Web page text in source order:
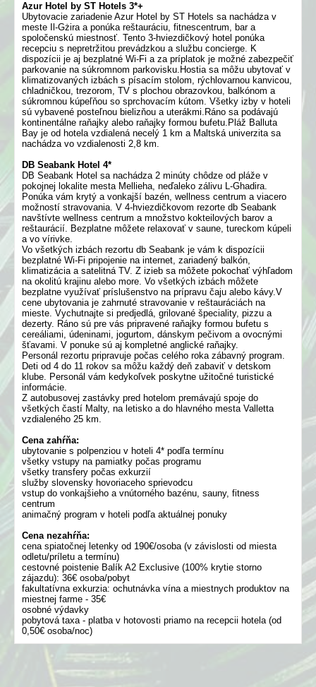
Azur Hotel by ST Hotels 3*+
Ubytovacie zariadenie Azur Hotel by ST Hotels sa nachádza v
meste Il-Gżira a ponúka reštauráciu, fitnescentrum, bar a
spoločenskú miestnosť. Tento 3-hviezdičkový hotel ponúka
recepciu s nepretržitou prevádzkou a službu concierge. K
dispozícii je aj bezplatné Wi-Fi a za príplatok je možné zabezpečiť
parkovanie na súkromnom parkovisku.Hostia sa môžu ubytovať v
klimatizovaných izbách s písacím stolom, rýchlovarnou kanvicou,
chladničkou, trezorom, TV s plochou obrazovkou, balkónom a
súkromnou kúpeľňou so sprchovacím kútom. Všetky izby v hoteli
sú vybavené posteľnou bielizňou a uterákmi.Ráno sa podávajú
kontinentálne raňajky alebo raňajky formou bufetu.Pláž Balluta
Bay je od hotela vzdialená necelý 1 km a Maltská univerzita sa
nachádza vo vzdialenosti 2,8 km.
DB Seabank Hotel 4*
DB Seabank Hotel sa nachádza 2 minúty chôdze od pláže v
pokojnej lokalite mesta Mellieha, neďaleko zálivu L-Ghadira.
Ponúka vám krytý a vonkajší bazén, wellness centrum a viacero
možností stravovania. V 4-hviezdičkovom rezorte db Seabank
navštívte wellness centrum a množstvo kokteilových barov a
reštaurácií. Bezplatne môžete relaxovať v saune, tureckom kúpeli
a vo vírivke.
Vo všetkých izbách rezortu db Seabank je vám k dispozícii
bezplatné Wi-Fi pripojenie na internet, zariadený balkón,
klimatizácia a satelitná TV. Z izieb sa môžete pokochať výhľadom
na okolitú krajinu alebo more. Vo všetkých izbách môžete
bezplatne využívať príslušenstvo na prípravu čaju alebo kávy.V
cene ubytovania je zahrnuté stravovanie v reštauráciách na
mieste. Vychutnajte si predjedlá, grilované špeciality, pizzu a
dezerty. Ráno sú pre vás pripravené raňajky formou bufetu s
cereáliami, údeninami, jogurtom, dánskym pečivom a ovocnými
šťavami. V ponuke sú aj kompletné anglické raňajky.
Personál rezortu pripravuje počas celého roka zábavný program.
Deti od 4 do 11 rokov sa môžu každý deň zabaviť v detskom
klube. Personál vám kedykoľvek poskytne užitočné turistické
informácie.
Z autobusovej zastávky pred hotelom premávajú spoje do
všetkých častí Malty, na letisko a do hlavného mesta Valletta
vzdialeného 25 km.
Cena zahŕňa:
ubytovanie s polpenziou v hoteli 4* podľa termínu
všetky vstupy na pamiatky počas programu
všetky transfery počas exkurzií
služby slovensky hovoriaceho sprievodcu
vstup do vonkajšieho a vnútorného bazénu, sauny, fitness
centrum
animačný program v hoteli podľa aktuálnej ponuky
Cena nezahŕňa:
cena spiatočnej letenky od 190€/osoba (v závislosti od miesta
odletu/príletu a termínu)
cestovné poistenie Balík A2 Exclusive (100% krytie storno
zájazdu): 36€ osoba/pobyt
fakultatívna exkurzia: ochutnávka vína a miestnych produktov na
miestnej farme - 35€
osobné výdavky
pobytová taxa - platba v hotovosti priamo na recepcii hotela (od
0,50€ osoba/noc)